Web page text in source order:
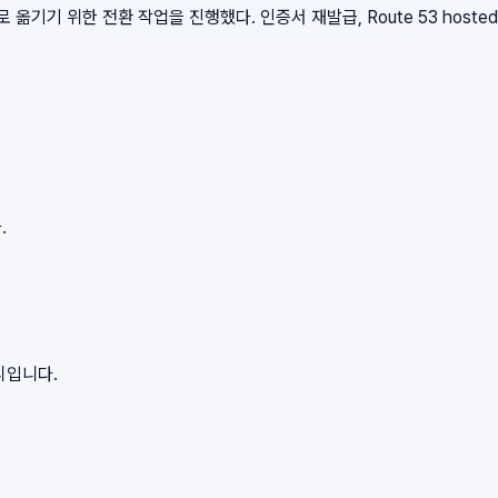
기기 위한 전환 작업을 진행했다. 인증서 재발급, Route 53
입니다.